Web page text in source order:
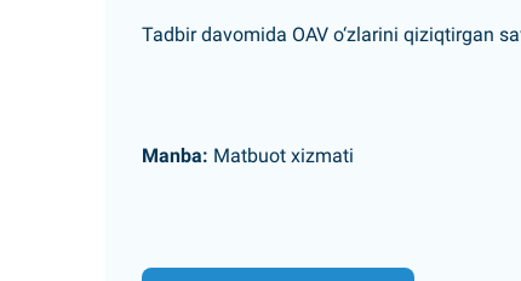
Tadbir davomida OAV o‘zlarini qiziqtirgan
Manba: Matbuot xizmati